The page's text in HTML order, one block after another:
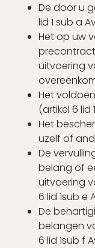
De door u
lid 1 sub a
Het op uw
uitvoering
Het
(artikel 6 lid
Het
uzelf of
De
belang of
uitvoering
6 lid 1sub e
De
belangen
6 lid 1sub f